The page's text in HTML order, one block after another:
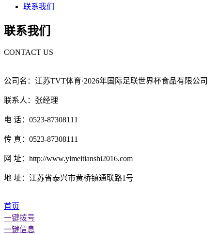
联系我们
联系我们
CONTACT US
公司名：江苏TVT体育·2026年国际足联世界杯食品有限公司
联系人：张经理
电 话：0523-87308111
传 真：0523-87308111
网 址：http://www.yimeitianshi2016.com
地 址：江苏省泰兴市黄桥镇通联路1号
首页
一键拨号
一键信息